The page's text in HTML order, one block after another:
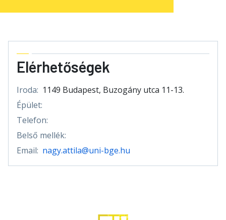
Elérhetőségek
Iroda: 1149 Budapest, Buzogány utca 11-13.
Épület:
Telefon:
Belső mellék:
Email: nagy.attila@uni-bge.hu